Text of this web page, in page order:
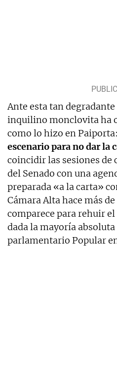
Ante esta tan
inquilino monclovita ha
como lo hizo en Paiporta:
escenario para no dar la
coincidir las sesiones de
del Senado con una
preparada «a la carta»
Cámara Alta hace más
comparece para rehuir
dada la mayoría
parlamentario Popular